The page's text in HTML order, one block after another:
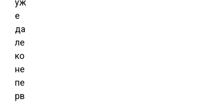
уж
е
да
ле
ко
не
пе
рв